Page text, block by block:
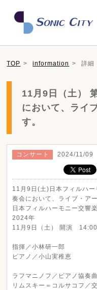
TOP information 詳細
11月9日（土）
において、ライ
す。
コンサート 2024/11/09
11月9日(土)日本フィルハ
奏会において、ライブ・ア
日本フィルハーモニー交響
2024年
11月9日（土） 開演 14:00
指揮／小林研一郎
ピアノ／小山実稚恵
ラフマニノフ／ピアノ協奏
リムスキー＝コルサコフ／